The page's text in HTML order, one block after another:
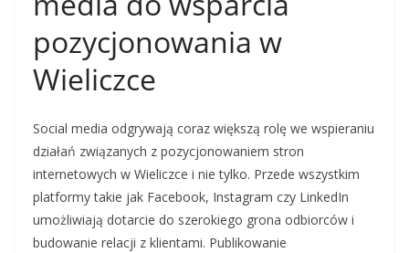
pozycjonowania w
Wieliczce
Social media odgrywają coraz większą rolę we wspieraniu
działań związanych z pozycjonowaniem stron
internetowych w Wieliczce i nie tylko. Przede wszystkim
platformy takie jak Facebook, Instagram czy LinkedIn
umożliwiają dotarcie do szerokiego grona odbiorców i
budowanie relacji z klientami. Publikowanie